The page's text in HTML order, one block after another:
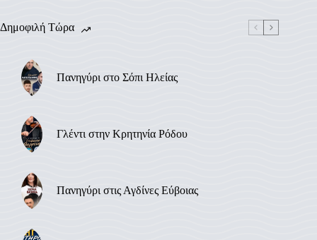
Δημοφιλή Τώρα
Πανηγύρι στο Σόπι Ηλείας
Γλέντι στην Κρητηνία Ρόδου
Πανηγύρι στις Αγδίνες Εύβοιας